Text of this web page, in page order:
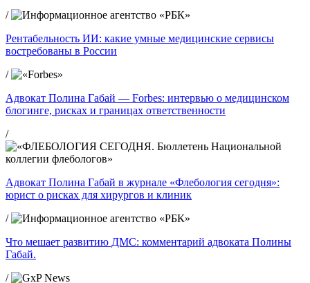
/
Рентабельность ИИ: какие умные медицинские сервисы
востребованы в России
/
Адвокат Полина Габай — Forbes: интервью о медицинском
блогинге, рисках и границах ответственности
/
Адвокат Полина Габай в журнале «Флебология сегодня»:
юрист о рисках для хирургов и клиник
/
Что мешает развитию ДМС: комментарий адвоката Полины
Габай.
/